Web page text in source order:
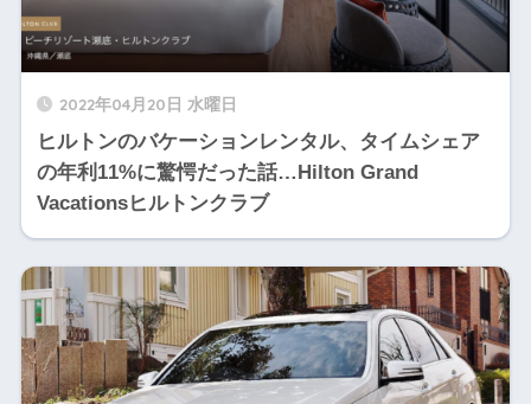
2022年04月20日 水曜日
ヒルトンのバケーションレンタル、タイムシェア
の年利11%に驚愕だった話…Hilton Grand
Vacationsヒルトンクラブ